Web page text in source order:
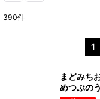
390件
1
まどみち
めつぶの